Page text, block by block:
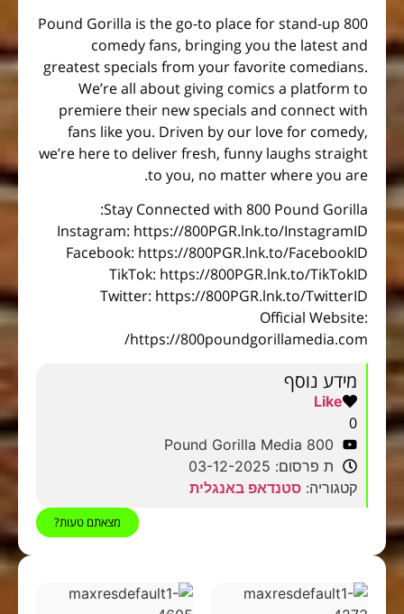
800 Pound Gorilla is the go-to place for stand-up
comedy fans, bringing you the latest and
greatest specials from your favorite comedians.
We’re all about giving comics a platform to
premiere their new specials and connect with
fans like you. Driven by our love for comedy,
we’re here to deliver fresh, funny laughs straight
to you, no matter where you are.
Stay Connected with 800 Pound Gorilla:
Instagram: https://800PGR.lnk.to/InstagramID
Facebook: https://800PGR.lnk.to/FacebookID
TikTok: https://800PGR.lnk.to/TikTokID
Twitter: https://800PGR.lnk.to/TwitterID
Official Website:
https://800poundgorillamedia.com/
מידע נוסף
Like
0
800 Pound Gorilla Media
ת פרסום: 03-12-2025
קטגוריה: סטנדאפ באנגלית
מצאתם טעות?